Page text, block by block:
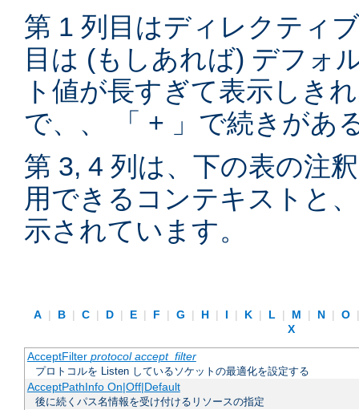
第 1 列目はディレクティ
目は (もしあれば) デフォ
ト値が長すぎて表示しき
で、、 「 + 」で続きがあ
第 3, 4 列は、下の表の注
用できるコンテキストと
示されています。
A | B | C | D | E | F | G | H | I | K | L | M | N | O
X
AcceptFilter protocol accept_filter
プロトコルを Listen しているソケットの最適化を設定する
AcceptPathInfo On|Off|Default
後に続くパス名情報を受け付けるリソースの指定